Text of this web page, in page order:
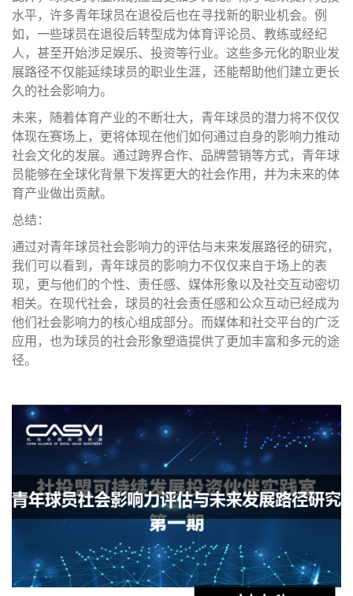
水平，许多青年球员在退役后也在寻找新的职业机会。例
如，一些球员在退役后转型成为体育评论员、教练或经纪
人，甚至开始涉足娱乐、投资等行业。这些多元化的职业发
展路径不仅能延续球员的职业生涯，还能帮助他们建立更长
久的社会影响力。
未来，随着体育产业的不断壮大，青年球员的潜力将不仅仅
体现在赛场上，更将体现在他们如何通过自身的影响力推动
社会文化的发展。通过跨界合作、品牌营销等方式，青年球
员能够在全球化背景下发挥更大的社会作用，并为未来的体
育产业做出贡献。
总结：
通过对青年球员社会影响力的评估与未来发展路径的研究，
我们可以看到，青年球员的影响力不仅仅来自于场上的表
现，更与他们的个性、责任感、媒体形象以及社交互动密切
相关。在现代社会，球员的社会责任感和公众互动已经成为
他们社会影响力的核心组成部分。而媒体和社交平台的广泛
应用，也为球员的社会形象塑造提供了更加丰富和多元的途
径。